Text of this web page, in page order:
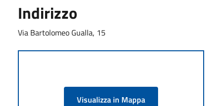
Indirizzo
Via Bartolomeo Gualla, 15
Visualizza in Mappa